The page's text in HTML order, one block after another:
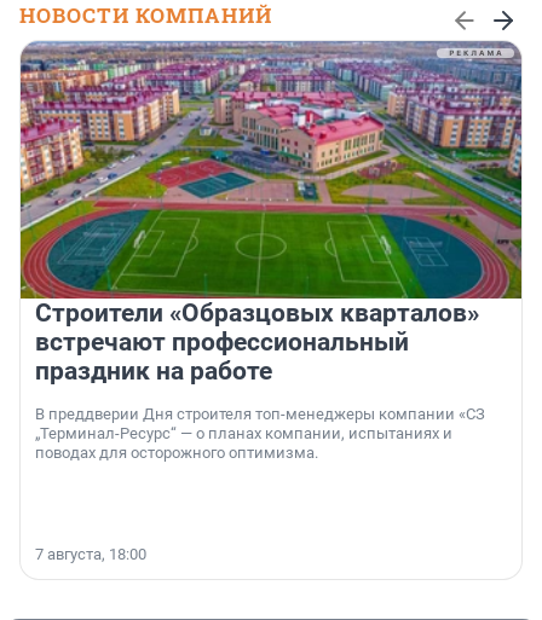
НОВОСТИ КОМПАНИЙ
Строители «Образцовых кварталов»
встречают профессиональный
праздник на работе
В преддверии Дня строителя топ-менеджеры компании «СЗ
„Терминал-Ресурс“ — о планах компании, испытаниях и
поводах для осторожного оптимизма.
7 августа, 18:00